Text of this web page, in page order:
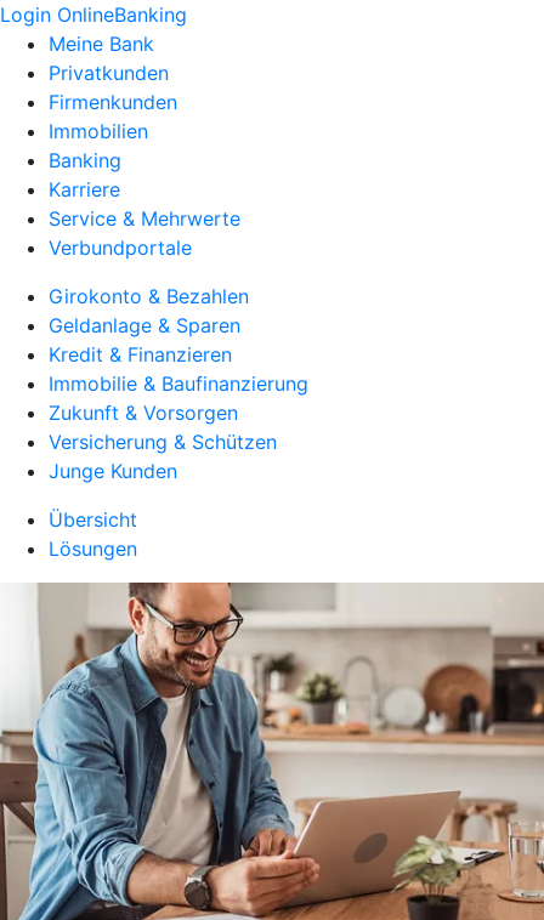
Login OnlineBanking
Meine Bank
Privatkunden
Firmenkunden
Immobilien
Banking
Karriere
Service & Mehrwerte
Verbundportale
Girokonto & Bezahlen
Geldanlage & Sparen
Kredit & Finanzieren
Immobilie & Baufinanzierung
Zukunft & Vorsorgen
Versicherung & Schützen
Junge Kunden
Übersicht
Lösungen